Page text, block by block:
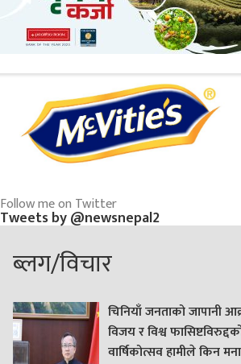
Follow me on Twitter
Tweets by @newsnepal2
ब्लग/विचार
चिनियाँ जनताको जापानी
विजय र विश्व
वार्षिकोत्सव हामीले किन